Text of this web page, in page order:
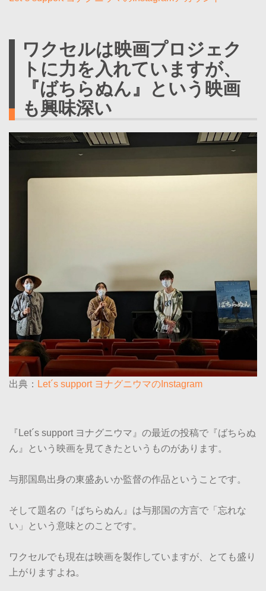
ワクセルは映画プロジェク
トに力を入れていますが、
『ばちらぬん』という映画
も興味深い
出典： Let´s support ヨナグニウマのInstagram
『Let´s support ヨナグニウマ』の最近の投稿で『ばちらぬ
ん』という映画を見てきたというものがあります。
与那国島出身の東盛あいか監督の作品ということです。
そして題名の『ばちらぬん』は与那国の方言で「忘れな
い」という意味とのことです。
ワクセルでも現在は映画を製作していますが、とても盛り
上がりますよね。